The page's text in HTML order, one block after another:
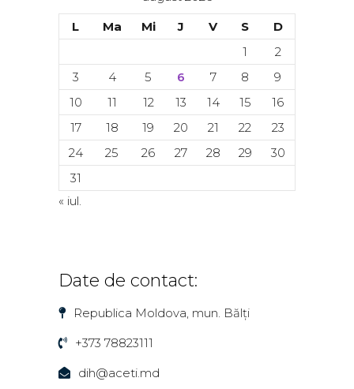
L
Ma Mi J V S
D
1
2
3
4 5 6 7 8
9
10
11 12 13 14 15
16
17
18 19 20 21 22
23
24
25 26 27 28 29
30
31
« iul.
Date de contact:
Republica Moldova, mun. Bălți
+373 78823111
dih@aceti.md